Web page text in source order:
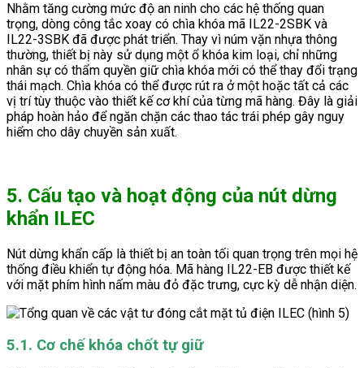
Nhằm tăng cường mức độ an ninh cho các hệ thống quan
trọng, dòng công tắc xoay có chìa khóa mã IL22-2SBK và
IL22-3SBK đã được phát triển. Thay vì núm vặn nhựa thông
thường, thiết bị này sử dụng một ổ khóa kim loại, chỉ những
nhân sự có thẩm quyền giữ chìa khóa mới có thể thay đổi trạng
thái mạch. Chìa khóa có thể được rút ra ở một hoặc tất cả các
vị trí tùy thuộc vào thiết kế cơ khí của từng mã hàng. Đây là giải
pháp hoàn hảo để ngăn chặn các thao tác trái phép gây nguy
hiểm cho dây chuyền sản xuất.
5. Cấu tạo và hoạt động của nút dừng
khẩn ILEC
Nút dừng khẩn cấp là thiết bị an toàn tối quan trọng trên mọi hệ
thống điều khiển tự động hóa. Mã hàng IL22-EB được thiết kế
với mặt phím hình nấm màu đỏ đặc trưng, cực kỳ dễ nhận diện.
5.1. Cơ chế khóa chốt tự giữ